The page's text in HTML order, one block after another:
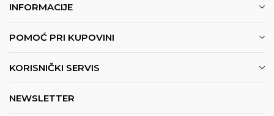
INFORMACIJE
POMOĆ PRI KUPOVINI
KORISNIČKI SERVIS
NEWSLETTER